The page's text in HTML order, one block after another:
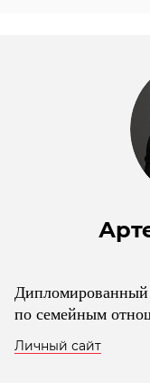
Дипломированный
по семейным
Личный сайт